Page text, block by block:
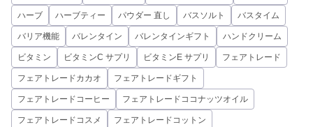
ハーブ ハーブティー パウダー 直し バスソルト バスタイム
バリア機能 バレンタイン バレンタインギフト ハンドクリーム
ビタミン ビタミンC サプリ ビタミンE サプリ フェアトレード
フェアトレードカカオ フェアトレードギフト
フェアトレードコーヒー フェアトレードココナッツオイル
フェアトレードコスメ フェアトレードコットン